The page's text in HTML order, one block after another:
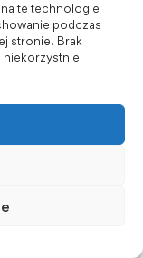
te technologie
podczas
stronie. Brak
niekorzystnie